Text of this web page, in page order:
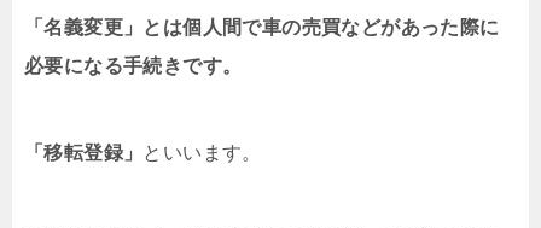
「名義変更」とは個人間で車の売買などがあった際に
必要になる手続きです。
「移転登録」 といいます。